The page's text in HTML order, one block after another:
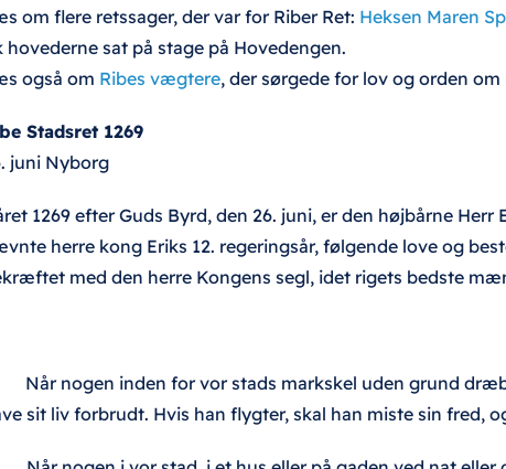
om flere retssager, der var for Riber Ret: Heksen Maren
hovederne sat på stage på Hovedengen.
også om Ribes vægtere, der sørgede for lov og orden om
Stadsret 1269
juni Nyborg
1269 efter Guds Byrd, den 26. juni, er den højbårne
herre kong Eriks 12. regeringsår, følgende love og
med den herre Kongens segl, idet rigets bedste
Når nogen inden for vor stads markskel uden grund
sit liv forbrudt. Hvis han flygter, skal han miste sin fred,